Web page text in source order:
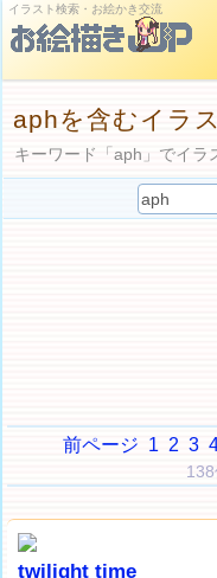
イラスト検索・お絵かき交流
aphを含むイラ
キーワード「aph」でイラ
前ページ 1 2 3
twilight time